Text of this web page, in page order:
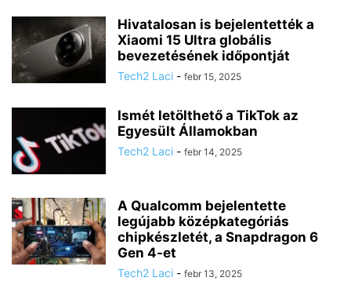
Hivatalosan is bejelentették a
Xiaomi 15 Ultra globális
bevezetésének időpontját
Tech2 Laci - febr 15, 2025
Ismét letölthető a TikTok az
Egyesült Államokban
Tech2 Laci - febr 14, 2025
A Qualcomm bejelentette
legújabb középkategóriás
chipkészletét, a Snapdragon 6
Gen 4-et
Tech2 Laci - febr 13, 2025